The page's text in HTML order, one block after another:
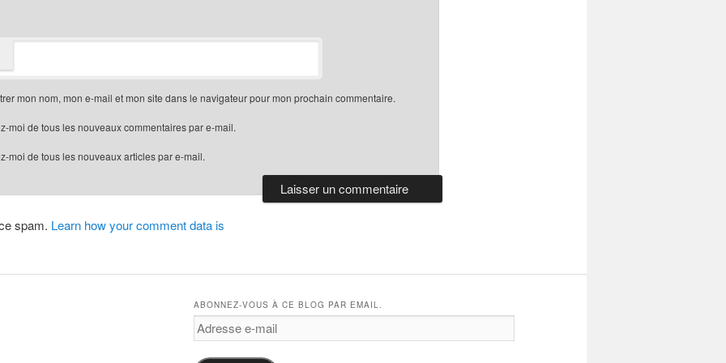
mon nom, mon e-mail et mon site dans le navigateur pour mon prochain commentaire.
moi de tous les nouveaux commentaires par e-mail.
moi de tous les nouveaux articles par e-mail.
spam. Learn how your comment data is
ABONNEZ-VOUS À CE BLOG PAR EMAIL.
Adresse
e-